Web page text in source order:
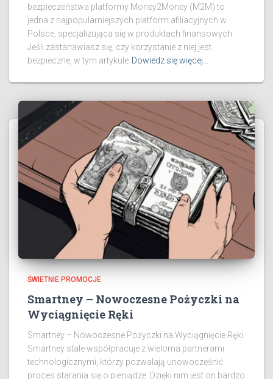
bezpieczeństwa platformy Money2Money (M2M) to
jedna z najpopularniejszych platform afiliacyjnych w
Polsce, specjalizująca się w produktach finansowych.
Jeśli zastanawiasz się, czy korzystanie z niej jest
bezpieczne, w tym artykule Dowiedz się więcej…
ŚWIETNIE PROMOCJE
Smartney – Nowoczesne Pożyczki na
Wyciągnięcie Ręki
Smartney – Nowoczesne Pożyczki na Wyciągnięcie Ręki
Smartney stale współpracuje z wieloma partnerami
technologicznymi, którzy pozwalają unowocześnić
proces starania się o pieniądze. Dzięki nim jest on bardzo